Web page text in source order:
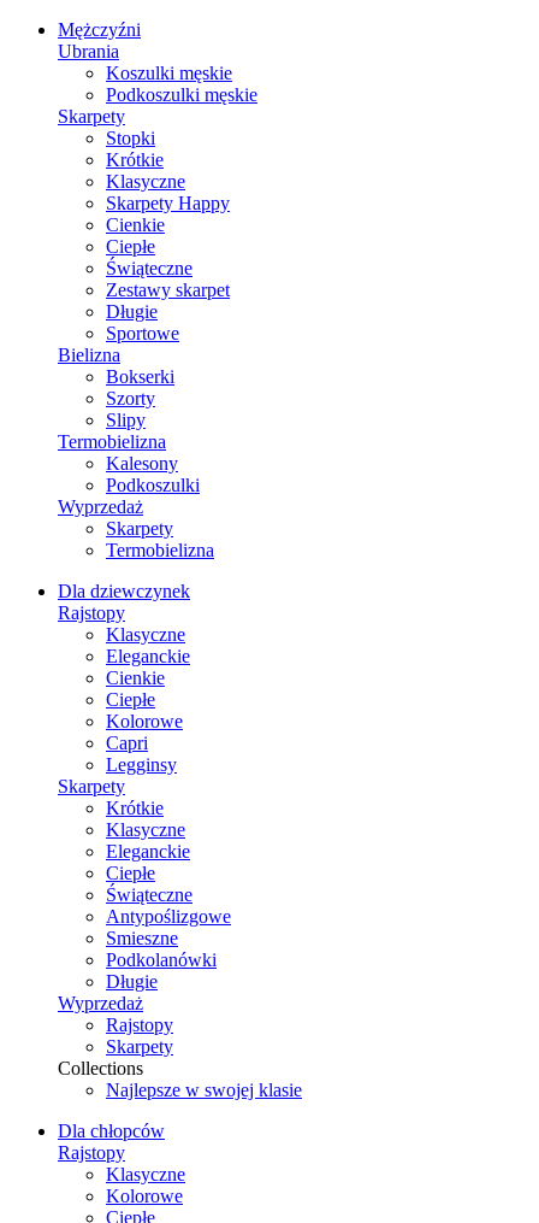
Mężczyźni
Ubrania
Koszulki męskie
Podkoszulki męskie
Skarpety
Stopki
Krótkie
Klasyczne
Skarpety Happy
Cienkie
Ciepłe
Świąteczne
Zestawy skarpet
Długie
Sportowe
Bielizna
Bokserki
Szorty
Slipy
Termobielizna
Kalesony
Podkoszulki
Wyprzedaż
Skarpety
Termobielizna
Dla dziewczynek
Rajstopy
Klasyczne
Eleganckie
Cienkie
Ciepłe
Kolorowe
Capri
Legginsy
Skarpety
Krótkie
Klasyczne
Eleganckie
Ciepłe
Świąteczne
Antypoślizgowe
Smieszne
Podkolanówki
Długie
Wyprzedaż
Rajstopy
Skarpety
Collections
Najlepsze w swojej klasie
Dla chłopców
Rajstopy
Klasyczne
Kolorowe
Ciepłe